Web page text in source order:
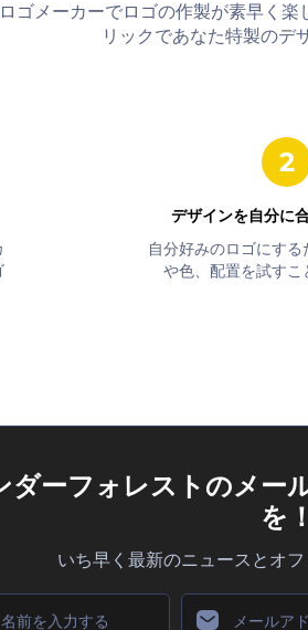
ゴメーカーでロゴの作製が素早く
リックであなた特製のデ
デザインを自分に
自分好みのロゴにする
や色、配置を試すこ
ダーフォレストのメー
を！
いち早く最新のニュースとオフ